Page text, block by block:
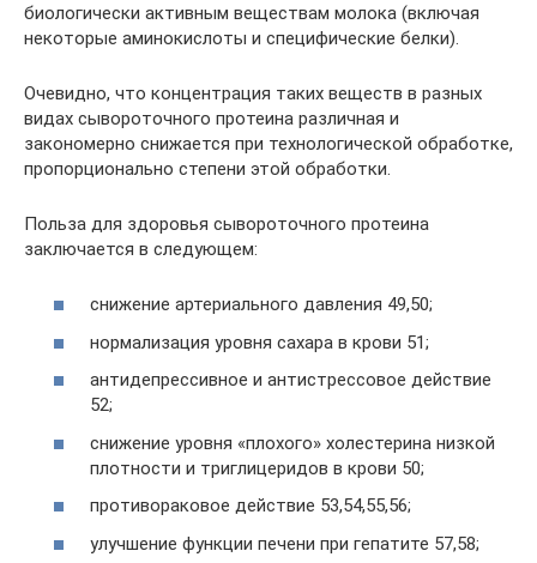
биологически активным веществам молока (включая
некоторые аминокислоты и специфические белки).
Очевидно, что концентрация таких веществ в разных
видах сывороточного протеина различная и
закономерно снижается при технологической обработке,
пропорционально степени этой обработки.
Польза для здоровья сывороточного протеина
заключается в следующем:
снижение артериального давления 49,50;
нормализация уровня сахара в крови 51;
антидепрессивное и антистрессовое действие
52;
снижение уровня «плохого» холестерина низкой
плотности и триглицеридов в крови 50;
противораковое действие 53,54,55,56;
улучшение функции печени при гепатите 57,58;